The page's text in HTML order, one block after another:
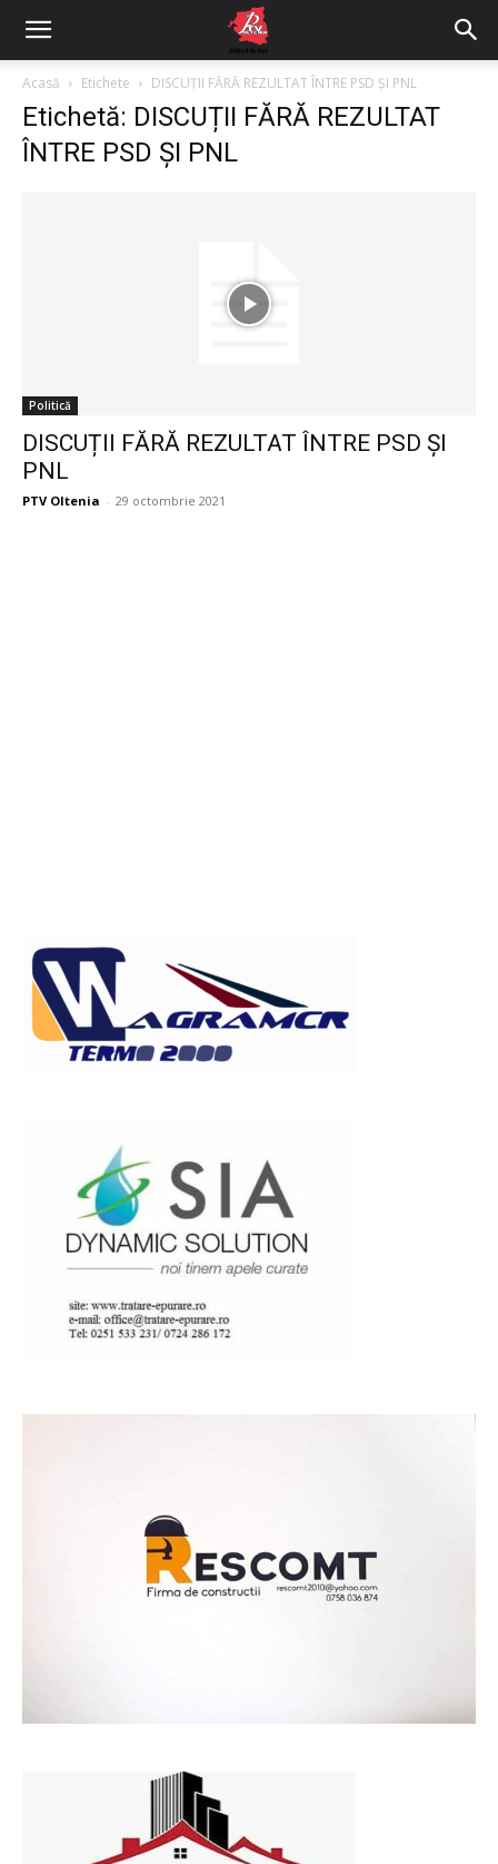
Acasă Etichete DISCUȚII FĂRĂ REZULTAT ÎNTRE PSD ȘI PNL
Etichetă: DISCUȚII FĂRĂ REZULTAT
ÎNTRE PSD ȘI PNL
Politică
DISCUȚII FĂRĂ REZULTAT ÎNTRE PSD ȘI
PNL
PTV Oltenia - 29 octombrie 2021